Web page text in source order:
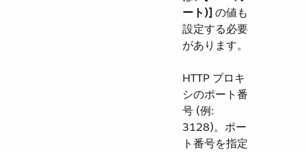
ート)] ​ の値も
設定する必要
があります。
HTTP プロキ
シのポート番
号 (例:
3128)。ポー
ト番号を指定